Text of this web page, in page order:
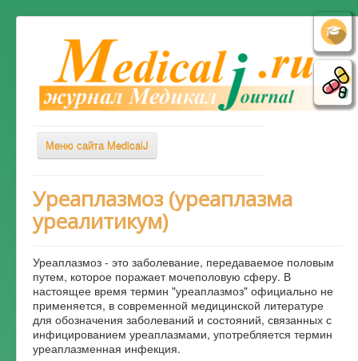
Меню сайта MedicalJ
Весь Медикал
Симптомы
Диагностика
Лечение
Советы врача
Альтернативная медицина
Уреаплазмоз (уреаплазма
уреалитикум)
Уреаплазмоз - это заболевание, передаваемое половым
путем, которое поражает мочеполовую сферу. В
настоящее время термин "уреаплазмоз" официально не
применяется, в современной медицинской литературе
для обозначения заболеваний и состояний, связанных с
инфицированием уреаплазмами, употребляется термин
уреаплазменная инфекция.